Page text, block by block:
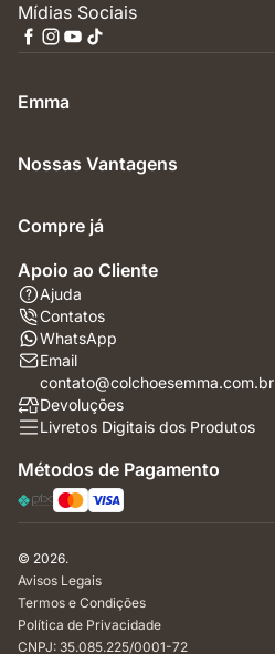
Mídias Sociais
Emma
Nossas Vantagens
Compre já
Apoio ao Cliente
Ajuda
Contatos
WhatsApp
Email
contato@colchoesemma.com.br
Devoluções
Livretos Digitais dos Produtos
Métodos de Pagamento
© 2026.
Avisos Legais
Termos e Condições
Política de Privacidade
CNPJ: 35.085.225/0001-72